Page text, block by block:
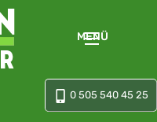
MENÜ
0 505 540 45 25